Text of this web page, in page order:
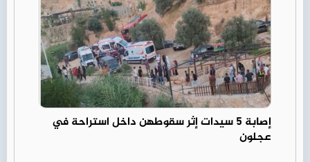
إصابة 5 سيدات إثر سقوطهن داخل استراحة في
عجلون